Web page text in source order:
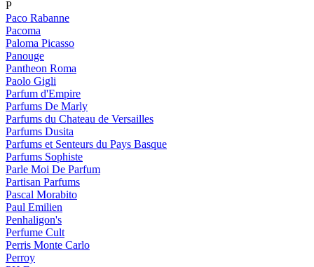
P
Paco Rabanne
Pacoma
Paloma Picasso
Panouge
Pantheon Roma
Paolo Gigli
Parfum d'Empire
Parfums De Marly
Parfums du Chateau de Versailles
Parfums Dusita
Parfums et Senteurs du Pays Basque
Parfums Sophiste
Parle Moi De Parfum
Partisan Parfums
Pascal Morabito
Paul Emilien
Penhaligon's
Perfume Cult
Perris Monte Carlo
Perroy